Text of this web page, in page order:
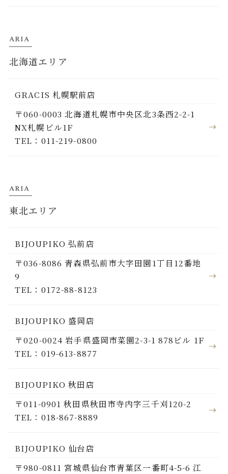
ARIA
北海道エリア
GRACIS 札幌駅前店
〒060-0003 北海道札幌市中央区北3条西2-2-1
NX札幌ビル1F
TEL：011-219-0800
ARIA
東北エリア
BIJOUPIKO 弘前店
〒036-8086 青森県弘前市大字田園1丁目12番地
9
TEL：0172-88-8123
BIJOUPIKO 盛岡店
〒020-0024 岩手県盛岡市菜園2-3-1 878ビル 1F
TEL：019-613-8877
BIJOUPIKO 秋田店
〒011-0901 秋田県秋田市寺内字三千刈120-2
TEL：018-867-8889
BIJOUPIKO 仙台店
〒980-0811 宮城県仙台市青葉区一番町4-5-6 江